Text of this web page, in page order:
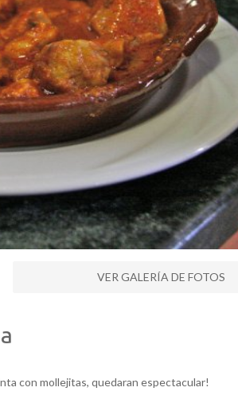
VER GALERÍA DE FOTOS
con mollejitas, quedaran espectacular!